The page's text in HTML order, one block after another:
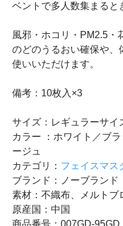
ベントで多人数集まると
風邪・ホコリ・PM2.5・
のどのうるおい確保や、
使いいただけます。
備考：10枚入×3
サイズ：レギュラーサイ
カラー ：ホワイト／ブ
ージュ
カテゴリ： フェイスマス
ブランド：ノーブランド
素材：不織布、メルトブ
原産国：中国